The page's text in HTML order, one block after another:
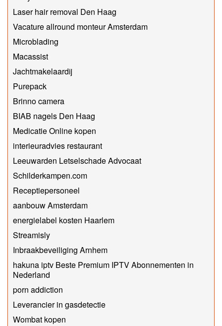
Laser hair removal Den Haag
Vacature allround monteur Amsterdam
Microblading
Macassist
Jachtmakelaardij
Purepack
Brinno camera
BIAB nagels Den Haag
Medicatie Online kopen
interieuradvies restaurant
Leeuwarden Letselschade Advocaat
Schilderkampen.com
Receptiepersoneel
aanbouw Amsterdam
energielabel kosten Haarlem
Streamisly
Inbraakbeveiliging Arnhem
hakuna iptv Beste Premium IPTV Abonnementen in
Nederland
porn addiction
Leverancier in gasdetectie
Wombat kopen